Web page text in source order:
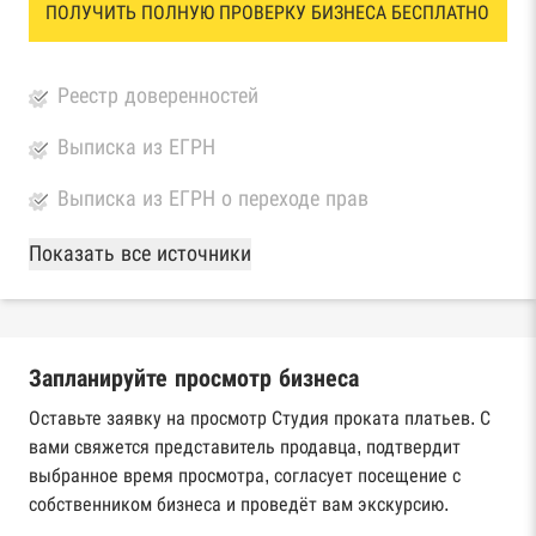
ПОЛУЧИТЬ ПОЛНУЮ ПРОВЕРКУ БИЗНЕСА БЕСПЛАТНО
Реестр доверенностей
Выписка из ЕГРН
Выписка из ЕГРН о переходе прав
База Росстата
Реестры ЕГРЮЛ и ЕГРИП Федеральной
Реестр государственных контрактов
Федерального казначейства
Картотека арбитражных дел Высшего
арбитражного суда
Показать все источники
Запланируйте просмотр бизнеса
Оставьте заявку на просмотр Студия проката платьев. С
вами свяжется представитель продавца, подтвердит
выбранное время просмотра, согласует посещение с
собственником бизнеса и проведёт вам экскурсию.